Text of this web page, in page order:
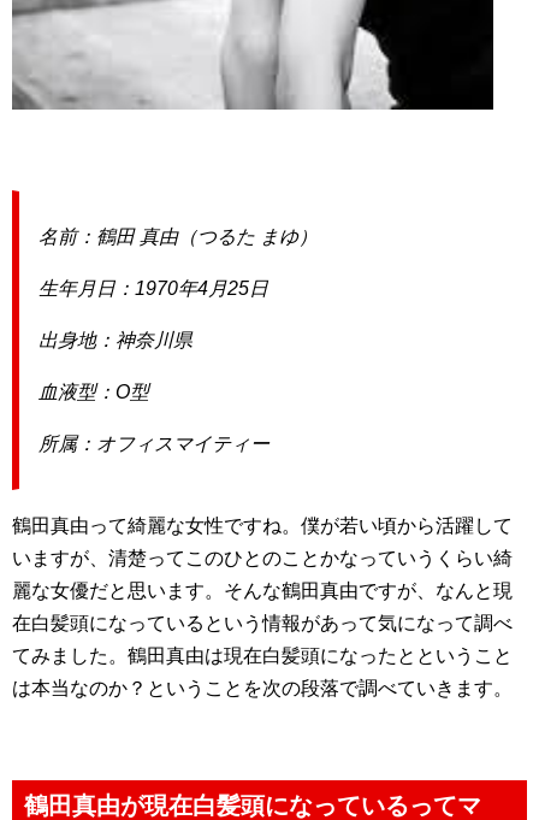
名前：鶴田 真由（つるた まゆ）
生年月日：1970年4月25日
出身地：神奈川県
血液型：O型
所属：オフィスマイティー
鶴田真由って綺麗な女性ですね。僕が若い頃から活躍して
いますが、清楚ってこのひとのことかなっていうくらい綺
麗な女優だと思います。そんな鶴田真由ですが、なんと現
在白髪頭になっているという情報があって気になって調べ
てみました。鶴田真由は現在白髪頭になったとということ
は本当なのか？ということを次の段落で調べていきます。
鶴田真由が現在白髪頭になっているってマ